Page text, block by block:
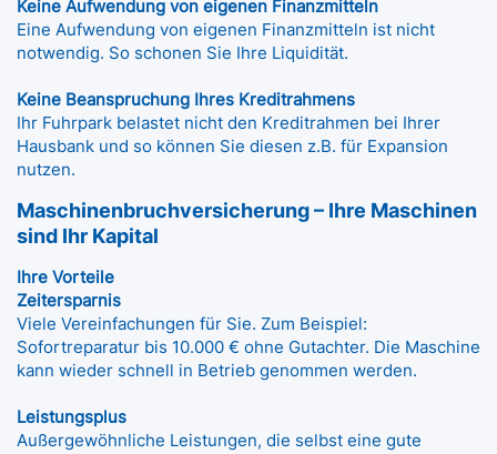
Keine Aufwendung von eigenen Finanzmitteln
Eine Aufwendung von eigenen Finanzmitteln ist nicht
notwendig. So schonen Sie Ihre Liquidität.
Keine Beanspruchung Ihres Kreditrahmens
Ihr Fuhrpark belastet nicht den Kreditrahmen bei Ihrer
Hausbank und so können Sie diesen z.B. für Expansion
nutzen.
Maschinenbruchversicherung – Ihre Maschinen
sind Ihr Kapital
Ihre Vorteile
Zeitersparnis
Viele Vereinfachungen für Sie. Zum Beispiel:
Sofortreparatur bis 10.000 € ohne Gutachter. Die Maschine
kann wieder schnell in Betrieb genommen werden.
Leistungsplus
Außergewöhnliche Leistungen, die selbst eine gute